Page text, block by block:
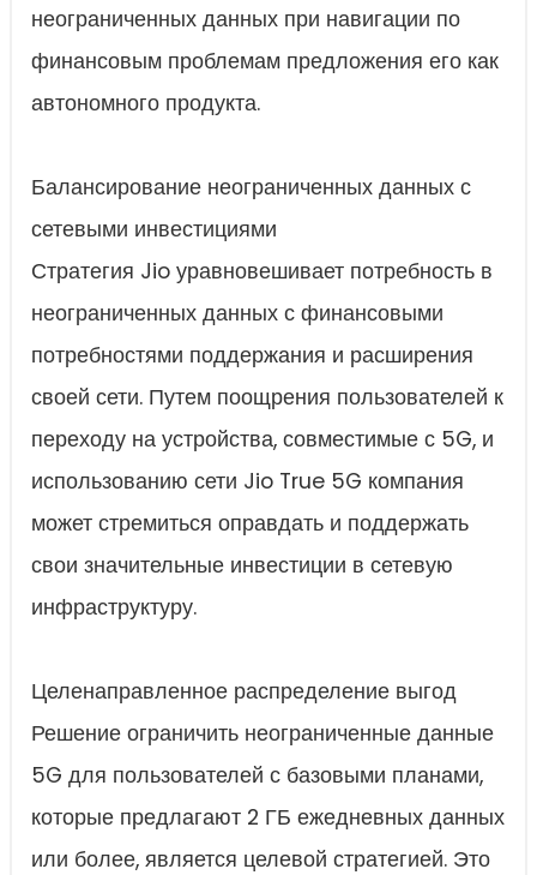
неограниченных данных при навигации по
финансовым проблемам предложения его как
автономного продукта.
Балансирование неограниченных данных с
сетевыми инвестициями
Стратегия Jio уравновешивает потребность в
неограниченных данных с финансовыми
потребностями поддержания и расширения
своей сети. Путем поощрения пользователей к
переходу на устройства, совместимые с 5G, и
использованию сети Jio True 5G компания
может стремиться оправдать и поддержать
свои значительные инвестиции в сетевую
инфраструктуру.
Целенаправленное распределение выгод
Решение ограничить неограниченные данные
5G для пользователей с базовыми планами,
которые предлагают 2 ГБ ежедневных данных
или более, является целевой стратегией. Это